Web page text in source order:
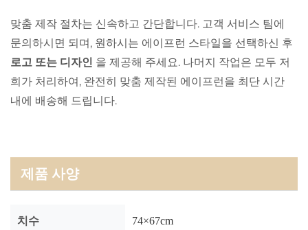
맞춤 제작 절차는 신속하고 간단합니다. 고객 서비스 팀에
문의하시면 되며, 원하시는 에이프런 스타일을 선택하신 후
로고 또는 디자인 을 제공해 주세요. 나머지 작업은 모두 저
희가 처리하여, 완전히 맞춤 제작된 에이프런을 최단 시간
내에 배송해 드립니다.
제품 사양
치수 74×67cm